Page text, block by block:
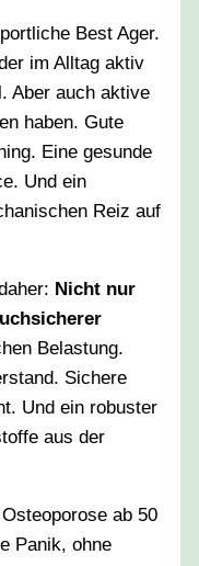
Best Ager.
im Alltag aktiv
Aber auch aktive
haben. Gute
Eine gesunde
Und ein
Reiz auf
Nicht nur
Belastung.
Sichere
Und ein robuster
aus der
ab 50
Panik, ohne